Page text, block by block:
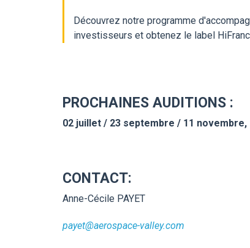
Découvrez notre programme
investisseurs et obtenez le label
PROCHAINES AUDITIONS :
02 juillet / 23 septembre / 11
CONTACT:
Anne-Cécile PAYET
payet@aerospace-valley.com